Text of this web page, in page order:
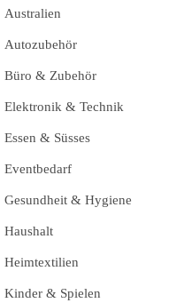
Australien
Autozubehör
Büro & Zubehör
Elektronik & Technik
Essen & Süsses
Eventbedarf
Gesundheit & Hygiene
Haushalt
Heimtextilien
Kinder & Spielen